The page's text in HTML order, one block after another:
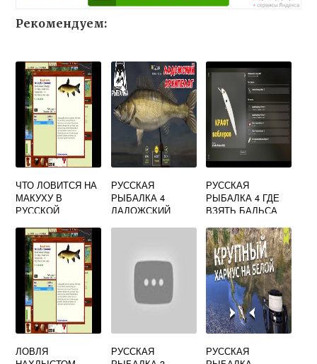
Рекомендуем:
ЧТО ЛОВИТСЯ НА
МАКУХУ В
РУССКОЙ
РУССКАЯ
РЫБАЛКА 4
ЛАДОЖСКИЙ
РУССКАЯ
РЫБАЛКА 4 ГДЕ
ВЗЯТЬ БАЛЬСА
ЛОВЛЯ
РУССКАЯ
РУССКАЯ